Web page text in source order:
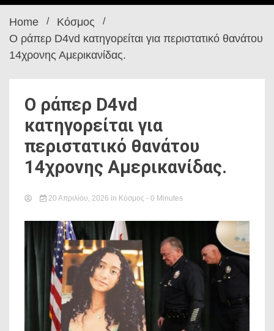
Home
Κόσμος
O ράπερ D4vd κατηγορείται για περιστατικό θανάτου
14χρονης Αμερικανίδας.
O ράπερ D4vd
κατηγορείται για
περιστατικό θανάτου
14χρονης Αμερικανίδας.
20 Απριλίου, 2026 in Κόσμος - 0 Minutes